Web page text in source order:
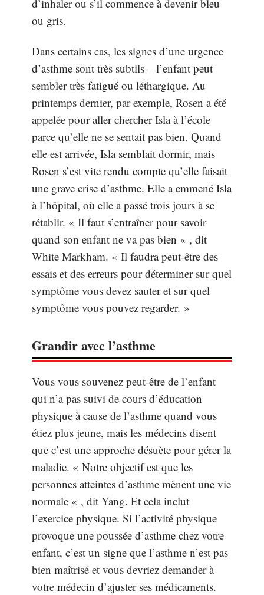
d’inhaler ou s’il commence à devenir bleu
ou gris.
Dans certains cas, les signes d’une urgence
d’asthme sont très subtils – l’enfant peut
sembler très fatigué ou léthargique. Au
printemps dernier, par exemple, Rosen a été
appelée pour aller chercher Isla à l’école
parce qu’elle ne se sentait pas bien. Quand
elle est arrivée, Isla semblait dormir, mais
Rosen s’est vite rendu compte qu’elle faisait
une grave crise d’asthme. Elle a emmené Isla
à l’hôpital, où elle a passé trois jours à se
rétablir. « Il faut s’entraîner pour savoir
quand son enfant ne va pas bien « , dit
White Markham. « Il faudra peut-être des
essais et des erreurs pour déterminer sur quel
symptôme vous devez sauter et sur quel
symptôme vous pouvez regarder. »
Grandir avec l’asthme
Vous vous souvenez peut-être de l’enfant
qui n’a pas suivi de cours d’éducation
physique à cause de l’asthme quand vous
étiez plus jeune, mais les médecins disent
que c’est une approche désuète pour gérer la
maladie. « Notre objectif est que les
personnes atteintes d’asthme mènent une vie
normale « , dit Yang. Et cela inclut
l’exercice physique. Si l’activité physique
provoque une poussée d’asthme chez votre
enfant, c’est un signe que l’asthme n’est pas
bien maîtrisé et vous devriez demander à
votre médecin d’ajuster ses médicaments.